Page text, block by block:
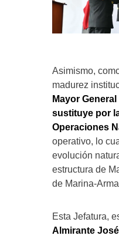
Asimismo,
madurez
Mayor
sustituye por
Operaciones
operativo, lo
evolución
estructura de
de Marina-
Esta Jefatura,
Almirante